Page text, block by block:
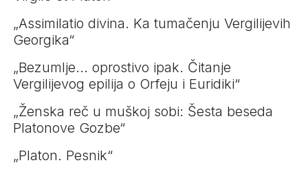
„Assimilatio divina. Ka tumačenju Vergilijevih
Georgika“
„Bezumlje... oprostivo ipak. Čitanje
Vergilijevog epilija o Orfeju i Euridiki“
„Ženska reč u muškoj sobi: Šesta beseda
Platonove Gozbe“
„Platon. Pesnik“